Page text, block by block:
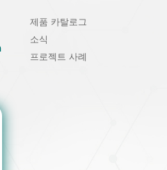
제품 카탈로그
소식
프로젝트 사례